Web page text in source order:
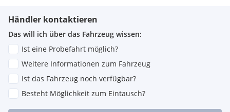
Händler kontaktieren
Das will ich über das Fahrzeug wissen:
Ist eine Probefahrt möglich?
Weitere Informationen zum Fahrzeug
Ist das Fahrzeug noch verfügbar?
Besteht Möglichkeit zum Eintausch?